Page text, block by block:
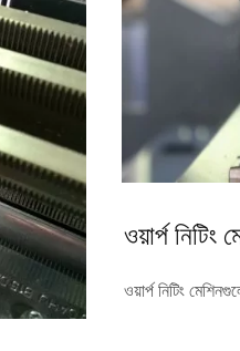
ওয়ার্প নিটিং
ওয়ার্প নিটিং